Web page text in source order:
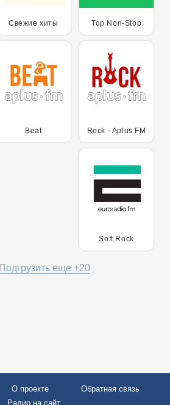
Свежие хиты Top Non-Stop
Beat Rock - Aplus FM
Soft Rock
Подгрузить еще +20
О проекте
Обратная связь
Радио на сайт